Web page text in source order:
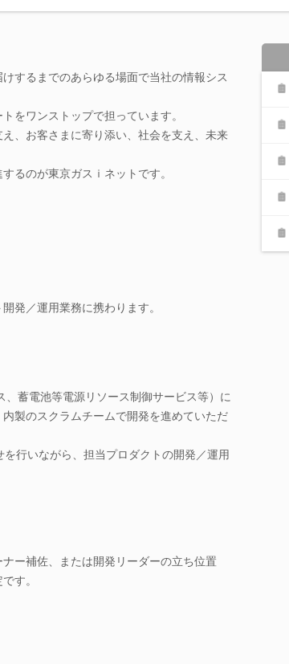
するまでのあらゆる場面で当社の情報シス
をワンストップで担っています。
、お客さまに寄り添い、社会を支え、未来
るのが東京ガスｉネットです。
発／運用業務に携わります。
蓄電池等電源リソース制御サービス等）に
製のスクラムチームで開発を進めていただ
行いながら、担当プロダクトの開発／運用
ー補佐、または開発リーダーの立ち位置
す。